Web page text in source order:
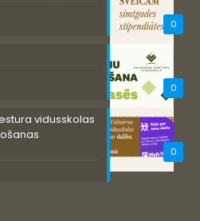
0
0
0
vidusskolas